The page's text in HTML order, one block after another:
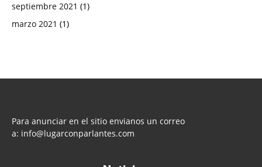
septiembre 2021 (1)
marzo 2021 (1)
Para anunciar en el sitio envianos un correo
a: info@lugarconparlantes.com